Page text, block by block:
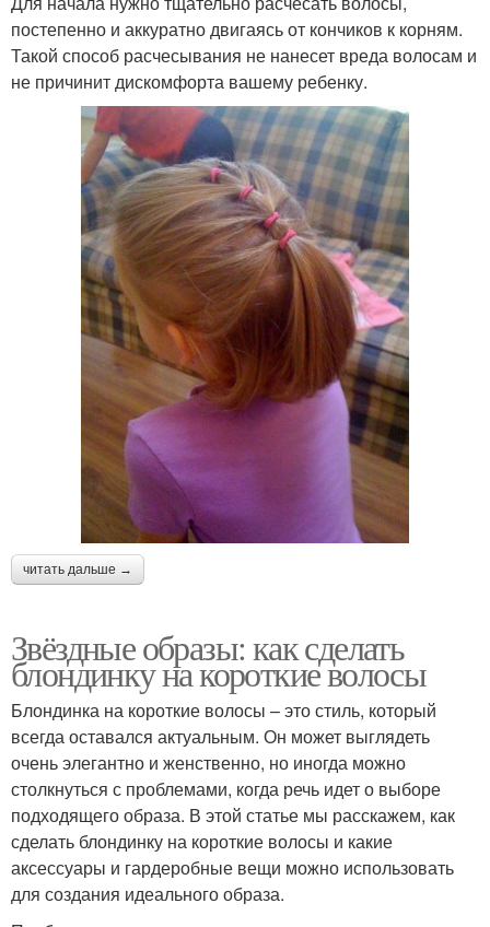
постепенно и аккуратно двигаясь от кончиков к корням.
Такой способ расчесывания не нанесет вреда волосам и
не причинит дискомфорта вашему ребенку.
читать дальше →
Звёздные образы: как сделать
блондинку на короткие волосы
Блондинка на короткие волосы – это стиль, который
всегда оставался актуальным. Он может выглядеть
очень элегантно и женственно, но иногда можно
столкнуться с проблемами, когда речь идет о выборе
подходящего образа. В этой статье мы расскажем, как
сделать блондинку на короткие волосы и какие
аксессуары и гардеробные вещи можно использовать
для создания идеального образа.